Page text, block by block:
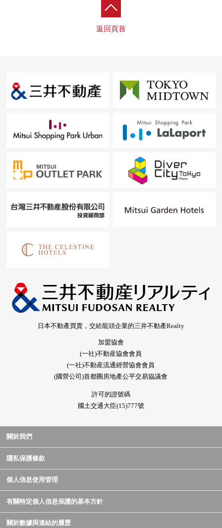
返回頁首
日本不動產買賣，交給龍頭企業的三井不動產Realty
加盟協會
(一社)不動産協會會員
(一社)不動産流通經營協會會員
(國營公司)首都圈房地產公平交易協議會
許可的證號碼
國土交通大臣(15)777號
關於我們
隱私保護條款
個人信息使用管理
有關特定個人信息保護的基本方針
關於數據與連結的履歷